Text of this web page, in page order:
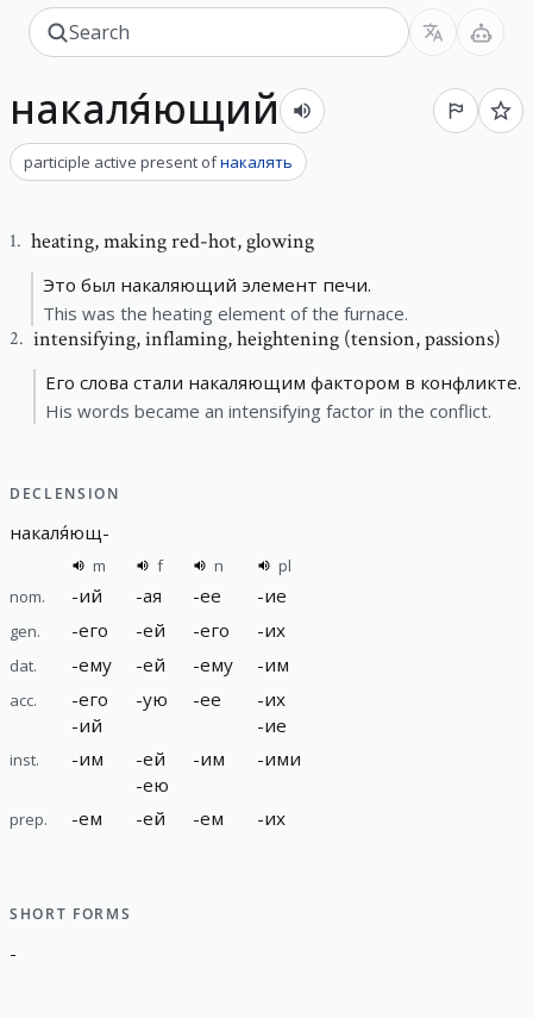
накаля́ющий
participle active present ofнакалять
1. heating,making red-hot, glowing
Это был накаляющий элемент печи.
This was the heating element of the furnace.
2. intensifying,inflaming, heightening (tension, passions)
Его слова стали накаляющим фактором в конфликте.
His words became an intensifying factor in the conflict.
DECLENSION
накаля́ющ-
m f n
pl
nom.
-ий -ая -ее -ие
gen. -его -ей -его -их
dat. -ему -ей -ему -им
acc. -его
-ий
-ую -ее -их
-ие
inst. -им -ей
-ею
-им -ими
prep. -ем -ей -ем -их
SHORT FORMS
-